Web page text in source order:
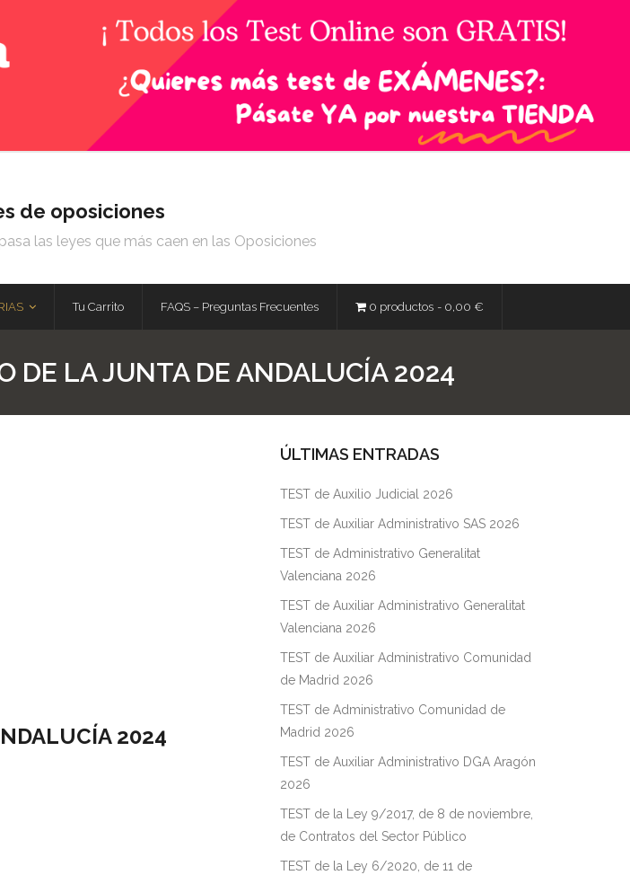
de oposiciones
las leyes que más caen en las Oposiciones
Tu Carrito FAQS – Preguntas Frecuentes 0 productos 0,00 €
DE LA JUNTA DE ANDALUCÍA 2024
2024
ÚLTIMAS ENTRADAS
TEST de Auxilio Judicial 2026
TEST de Auxiliar Administrativo SAS 2026
TEST de Administrativo Generalitat
Valenciana 2026
TEST de Auxiliar Administrativo Generalitat
Valenciana 2026
TEST de Auxiliar Administrativo Comunidad
de Madrid 2026
TEST de Administrativo Comunidad de
Madrid 2026
TEST de Auxiliar Administrativo DGA Aragón
2026
TEST de la Ley 9/2017, de 8 de noviembre,
de Contratos del Sector Público
TEST de la Ley 6/2020, de 11 de